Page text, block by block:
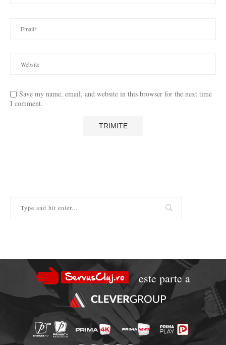
Save my name, email, and website in this browser for the next time
I comment.
este parte a